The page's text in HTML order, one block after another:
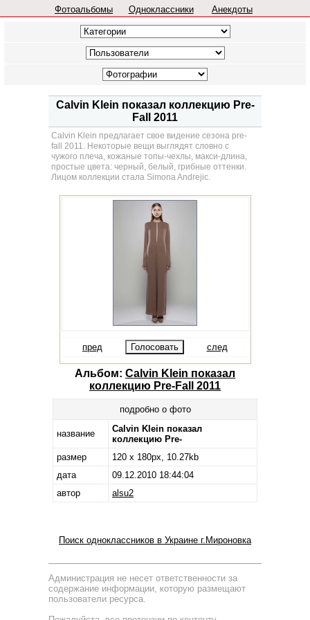
Фотоальбомы Одноклассники Анекдоты
Calvin Klein показал коллекцию Pre-
Fall 2011
Calvin Klein предлагает свое видение сезона pre-
fall 2011. Некоторые вещи выглядят словно с
чужого плеча, кожаные топы-чехлы, макси-длина,
простые цвета: черный, белый, грибные оттенки.
Лицом коллекции стала Simona Andrejic.
пред след
Альбом: Calvin Klein показал
коллекцию Pre-Fall 2011
подробно о фото
название
Calvin Klein показал
коллекцию Pre-
размер
120 x 180px, 10.27kb
дата
09.12.2010 18:44:04
автор
alsu2
Поиск одноклассников в Украине г.Мироновка
Администрация не несет ответственности за
содержание информации, которую размещают
пользователи ресурса.